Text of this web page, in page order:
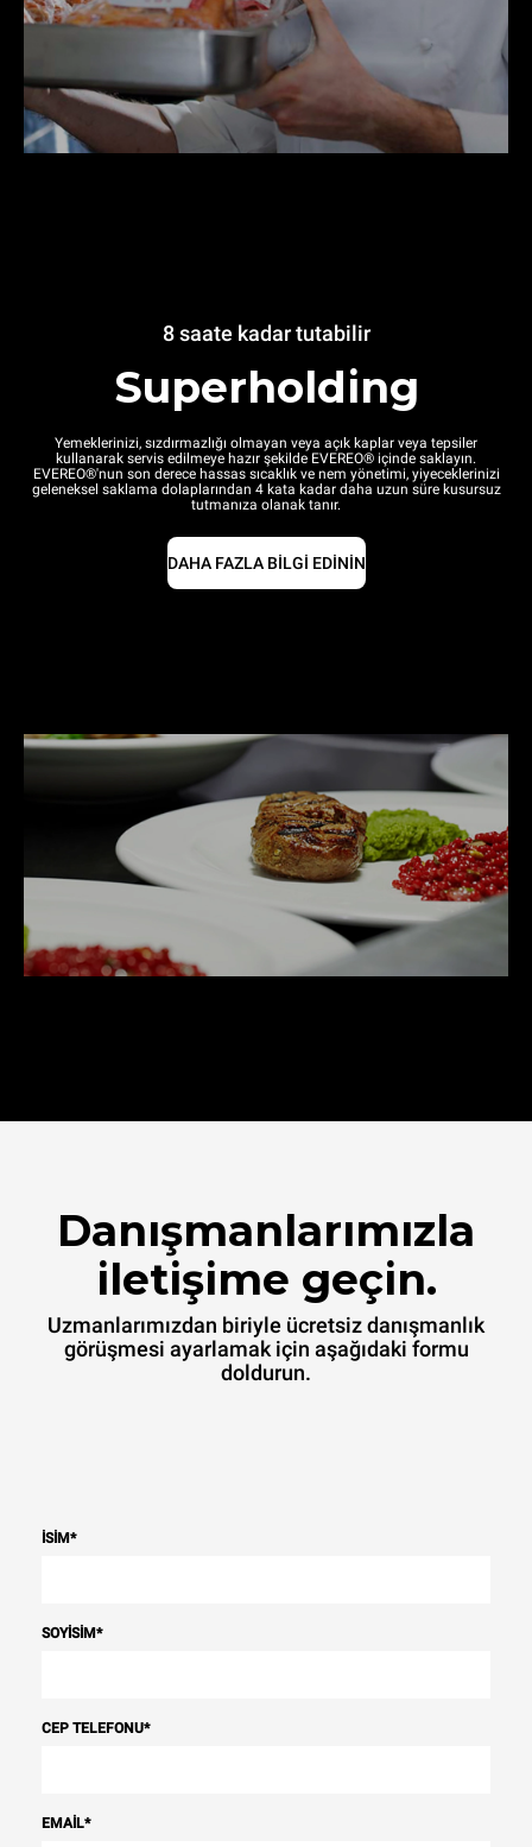
8 saate kadar tutabilir
Superholding
Yemeklerinizi, sızdırmazlığı olmayan veya açık kaplar veya tepsiler
kullanarak servis edilmeye hazır şekilde EVEREO® içinde saklayın.
EVEREO®'nun son derece hassas sıcaklık ve nem yönetimi, yiyeceklerinizi
geleneksel saklama dolaplarından 4 kata kadar daha uzun süre kusursuz
tutmanıza olanak tanır.
DAHA FAZLA BİLGİ EDİNİN
Danışmanlarımızla
iletişime geçin.
Uzmanlarımızdan biriyle ücretsiz danışmanlık
görüşmesi ayarlamak için aşağıdaki formu
doldurun.
İSIM*
SOYISIM*
CEP TELEFONU*
EMAIL*